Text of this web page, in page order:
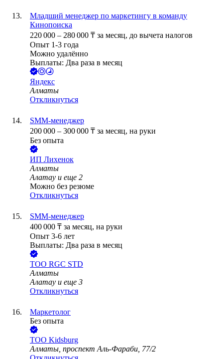
Младший менеджер по маркетингу в команду
Кинопоиска
220 000 – 280 000 ₸ за месяц, до вычета налогов
Опыт 1-3 года
Можно удалённо
Выплаты: Два раза в месяц
Яндекс
Алматы
Откликнуться
SMM-менеджер
200 000 – 300 000 ₸ за месяц, на руки
Без опыта
ИП Лихенок
Алматы
Алатау и еще 2
Можно без резюме
Откликнуться
SMM-менеджер
400 000 ₸ за месяц, на руки
Опыт 3-6 лет
Выплаты: Два раза в месяц
ТОО RGC STD
Алматы
Алатау и еще 3
Откликнуться
Маркетолог
Без опыта
ТОО Kidsburg
Алматы, проспект Аль-Фараби, 77/2